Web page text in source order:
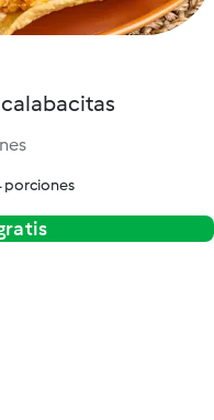
de calabacitas
porciones